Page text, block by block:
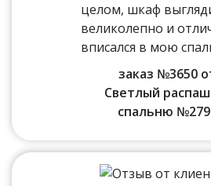
целом, шкаф
великолепно и
вписался в мою
заказ №3650
Светлый
спальню